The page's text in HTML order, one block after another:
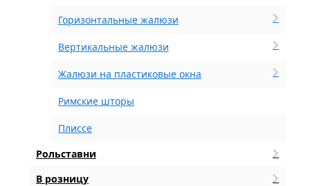
Горизонтальные жалюзи
Вертикальные жалюзи
Жалюзи на пластиковые окна
Римские шторы
Плиссе
Рольставни
В розницу